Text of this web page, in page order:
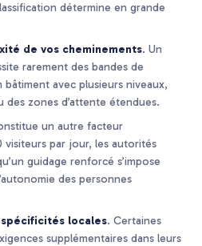
détermine en grande
de vos cheminements. Un
rarement des bandes de
avec plusieurs niveaux,
zones d’attente étendues.
un autre facteur
visiteurs par jour, les autorités
guidage renforcé s’impose
des personnes
spécificités locales. Certaines
supplémentaires dans leurs